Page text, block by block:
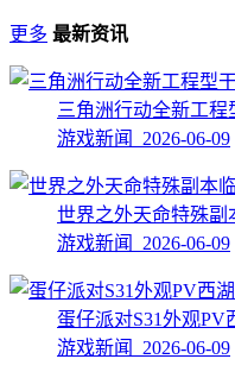
更多 最新资讯
三角洲行动全新工程
游戏新闻 2026-06-09
世界之外天命特殊副
游戏新闻 2026-06-09
蛋仔派对S31外观PV
游戏新闻 2026-06-09